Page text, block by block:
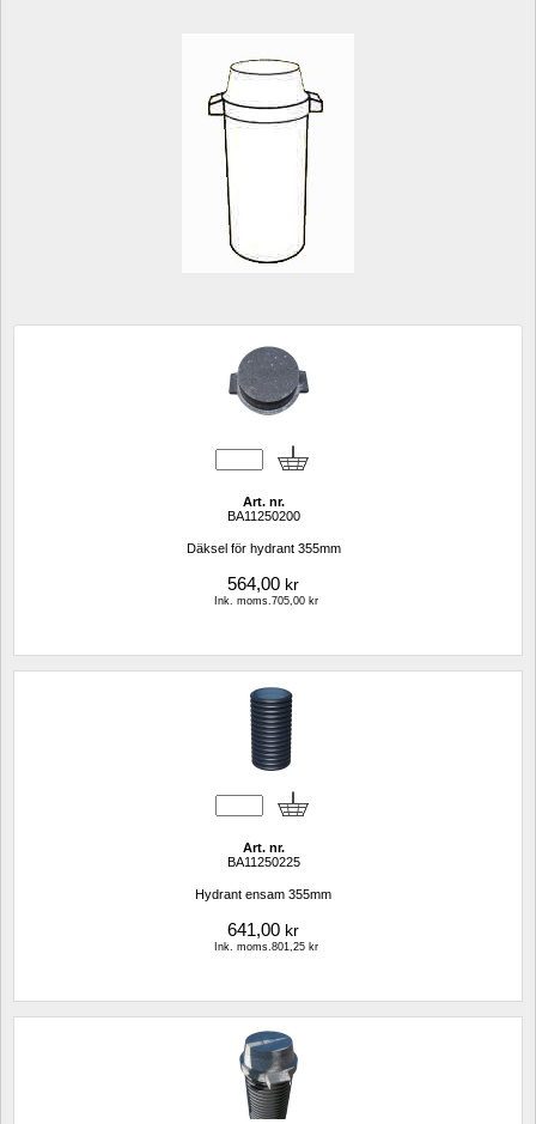
Art. nr.
BA11250200
Däksel för hydrant 355mm
564,00 kr
Ink. moms.705,00 kr
Art. nr.
BA11250225
Hydrant ensam 355mm
641,00 kr
Ink. moms.801,25 kr